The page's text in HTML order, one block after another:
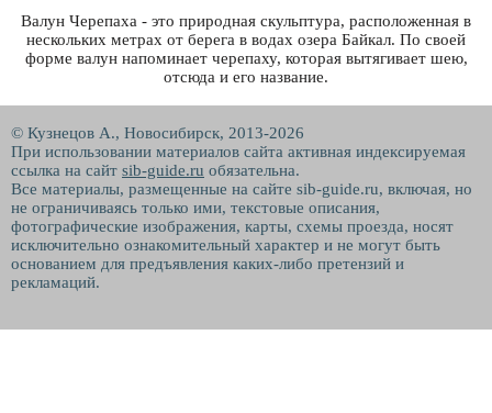
Валун Черепаха - это природная скульптура, расположенная в
нескольких метрах от берега в водах озера Байкал. По своей
форме валун напоминает черепаху, которая вытягивает шею,
отсюда и его название.
© Кузнецов А., Новосибирск, 2013-2026
При использовании материалов сайта активная индексируемая
ссылка на сайт sib-guide.ru обязательна.
Все материалы, размещенные на сайте sib-guide.ru, включая, но
не ограничиваясь только ими, текстовые описания,
фотографические изображения, карты, схемы проезда, носят
исключительно ознакомительный характер и не могут быть
основанием для предъявления каких-либо претензий и
рекламаций.